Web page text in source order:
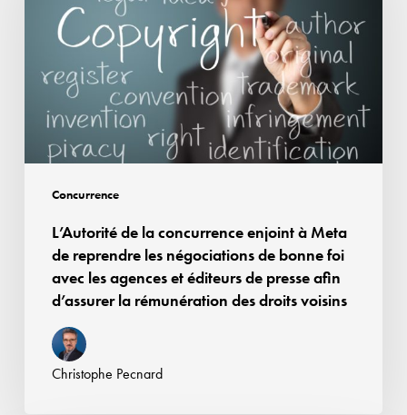
Concurrence
concurrence
enjoint
Meta
reprendre
les
négociations
bonne
agences
L’Autorité de la concurrence enjoint à Meta
de reprendre les négociations de bonne foi
avec les agences et éditeurs de presse afin
d’assurer la rémunération des droits voisins
Christophe Pecnard